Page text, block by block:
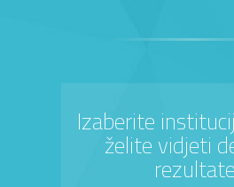
Izaberite
želite vidjeti